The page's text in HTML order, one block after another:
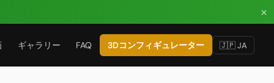
×
ギャラリー FAQ 3Dコンフィギュレーター 🇯🇵 JA